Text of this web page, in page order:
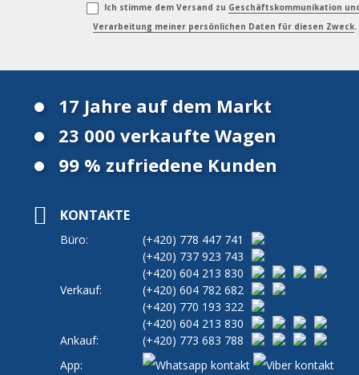
Ich stimme dem Versand zu Geschäftskommunikation
Verarbeitung meiner persönlichen Daten für diesen Zweck.
17 Jahre auf dem Markt
23 000 verkaufte Wagen
99 % zufriedene Kunden
KONTAKTE
Büro: (+420) 778 447 741
(+420) 737 923 743
(+420) 604 213 830
Verkauf:
(+420) 604 782 682
(+420) 770 193 322
(+420) 604 213 830
Ankauf:
(+420) 773 683 788
App: